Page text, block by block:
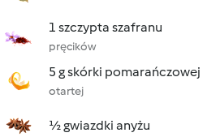
1 szczypta szafranu
pręcików
5 g skórki pomarańczowej
otartej
½ gwiazdki anyżu